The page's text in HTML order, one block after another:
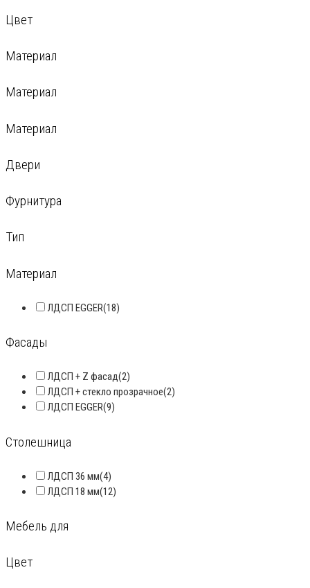
Цвет
Материал
Материал
Материал
Двери
Фурнитура
Тип
Материал
ЛДСП EGGER(18)
Фасады
ЛДСП + Z фасад(2)
ЛДСП + стекло прозрачное(2)
ЛДСП EGGER(9)
Столешница
ЛДСП 36 мм(4)
ЛДСП 18 мм(12)
Мебель для
Цвет